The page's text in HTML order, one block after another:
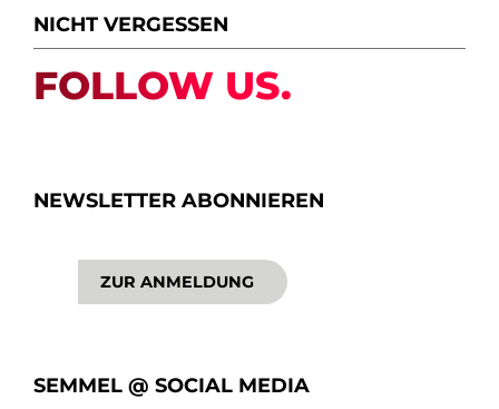
NICHT VERGESSEN
FOLLOW US.
NEWSLETTER ABONNIEREN
ZUR ANMELDUNG
SEMMEL @ SOCIAL MEDIA